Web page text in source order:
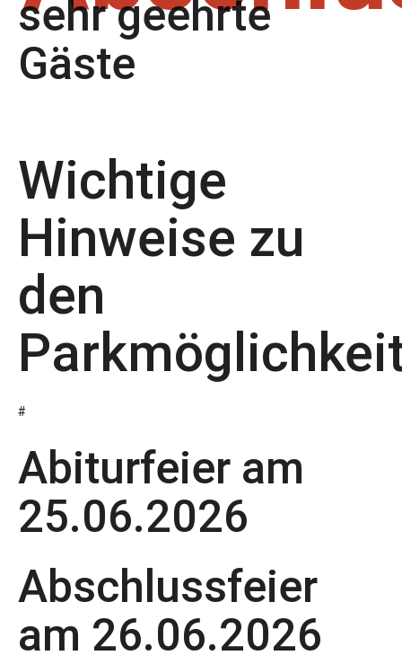
sehr geehrte
Gäste
Wichtige
Hinweise zu
den
#
Abiturfeier am
25.06.2026
Abschlussfeier
am 26.06.2026